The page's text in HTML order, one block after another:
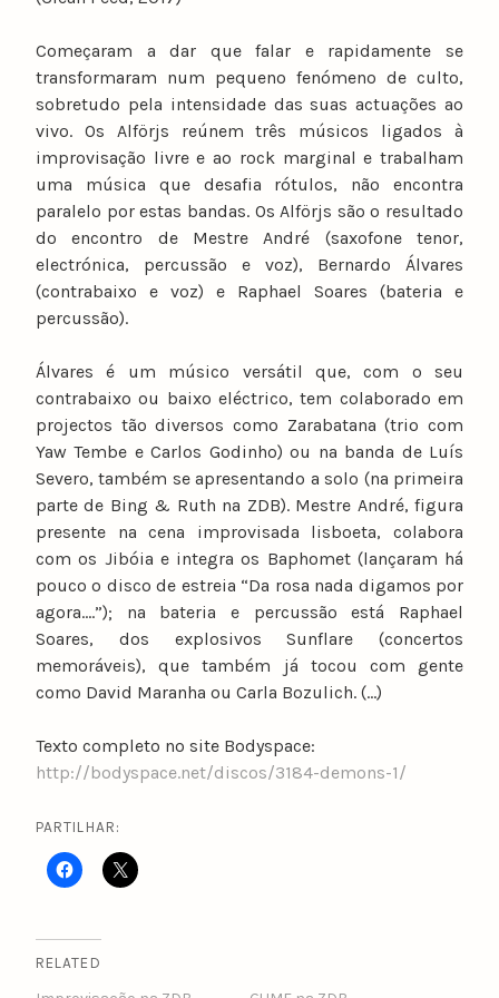
Começaram a dar que falar e rapidamente se
transformaram num pequeno fenómeno de culto,
sobretudo pela intensidade das suas actuações ao
vivo. Os Alförjs reúnem três músicos ligados à
improvisação livre e ao rock marginal e trabalham
uma música que desafia rótulos, não encontra
paralelo por estas bandas. Os Alförjs são o resultado
do encontro de Mestre André (saxofone tenor,
electrónica, percussão e voz), Bernardo Álvares
(contrabaixo e voz) e Raphael Soares (bateria e
percussão).
Álvares é um músico versátil que, com o seu
contrabaixo ou baixo eléctrico, tem colaborado em
projectos tão diversos como Zarabatana (trio com
Yaw Tembe e Carlos Godinho) ou na banda de Luís
Severo, também se apresentando a solo (na primeira
parte de Bing & Ruth na ZDB). Mestre André, figura
presente na cena improvisada lisboeta, colabora
com os Jibóia e integra os Baphomet (lançaram há
pouco o disco de estreia “Da rosa nada digamos por
agora….”); na bateria e percussão está Raphael
Soares, dos explosivos Sunflare (concertos
memoráveis), que também já tocou com gente
como David Maranha ou Carla Bozulich. (…)
Texto completo no site Bodyspace:
http://bodyspace.net/discos/3184-demons-1/
PARTILHAR:
RELATED